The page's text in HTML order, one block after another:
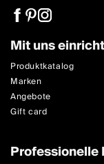
Mit uns
Produktkatalog
Marken
Angebote
Gift card
Professionelle